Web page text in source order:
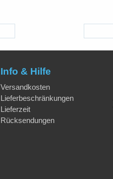
Info & Hilfe
Versandkosten
Lieferbeschränkungen
Lieferzeit
Rücksendungen